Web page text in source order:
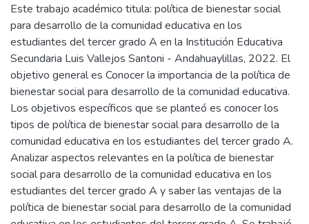
Este trabajo académico titula: política de bienestar social
para desarrollo de la comunidad educativa en los
estudiantes del tercer grado A en la Institución Educativa
Secundaria Luis Vallejos Santoni - Andahuaylillas, 2022. El
objetivo general es Conocer la importancia de la política de
bienestar social para desarrollo de la comunidad educativa.
Los objetivos específicos que se planteó es conocer los
tipos de política de bienestar social para desarrollo de la
comunidad educativa en los estudiantes del tercer grado A.
Analizar aspectos relevantes en la política de bienestar
social para desarrollo de la comunidad educativa en los
estudiantes del tercer grado A y saber las ventajas de la
política de bienestar social para desarrollo de la comunidad